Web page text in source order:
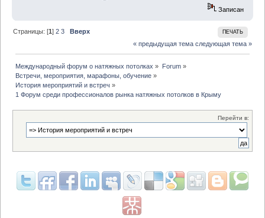
Записан
ПЕЧАТЬ
Страницы: [1]2 3
Вверх
« предыдущая тема следующая тема »
Международный форум о натяжных потолках » Forum»
Встречи, мероприятия, марафоны, обучение »
История мероприятий и встреч »
1 Форум среди профессионалов рынка натяжных потолков в Крыму
Перейти в: